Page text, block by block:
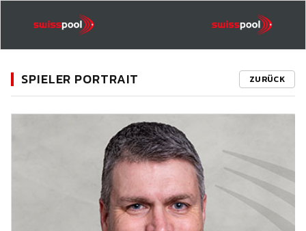
SPIELER PORTRAIT ZURÜCK